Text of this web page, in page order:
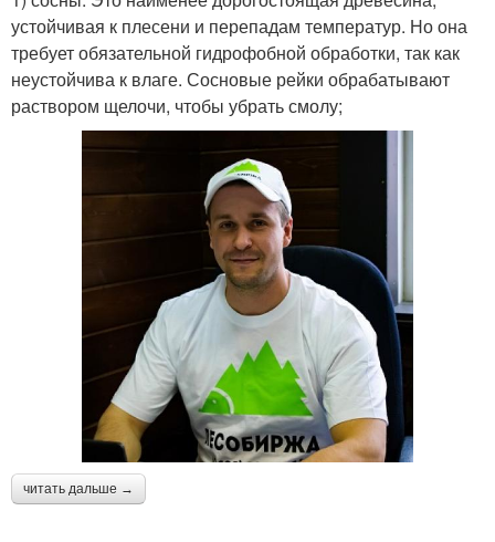
устойчивая к плесени и перепадам температур. Но она
требует обязательной гидрофобной обработки, так как
неустойчива к влаге. Сосновые рейки обрабатывают
раствором щелочи, чтобы убрать смолу;
читать дальше →